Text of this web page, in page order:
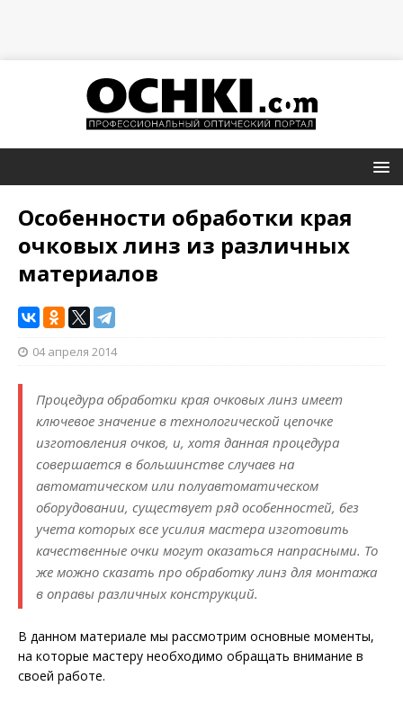
Особенности обработки края
очковых линз из различных
материалов
04 апреля 2014
Процедура обработки края очковых линз имеет
ключевое значение в технологической цепочке
изготовления очков, и, хотя данная процедура
совершается в большинстве случаев на
автоматическом или полуавтоматическом
оборудовании, существует ряд особенностей, без
учета которых все усилия мастера изготовить
качественные очки могут оказаться напрасными. То
же можно сказать про обработку линз для монтажа
в оправы различных конструкций.
В данном материале мы рассмотрим основные моменты,
на которые мастеру необходимо обращать внимание в
своей работе.